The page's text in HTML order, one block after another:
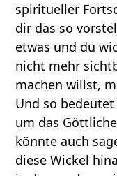
spiritueller
dir das so
etwas und du
nicht mehr
machen willst,
Und so
um das
könnte auch
diese Wickel